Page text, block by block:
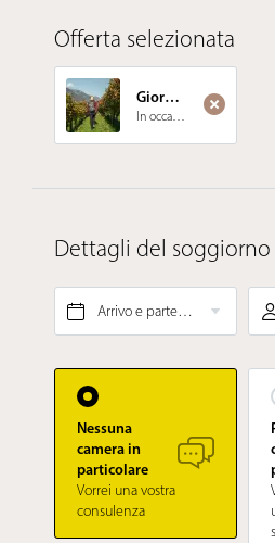
Offerta selezionata
Giornate di gusto con il Törggelen
Dettagli del soggiorno
Arrivo e partenza*
Nessuna
camera in
particolare
Vorrei una vostra
consulenza